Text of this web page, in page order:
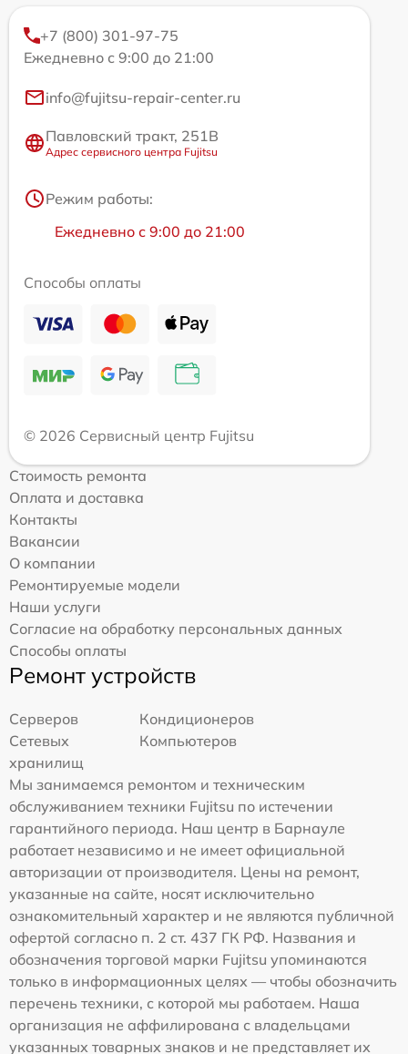
+7 (800) 301-97-75
Ежедневно с 9:00 до 21:00
info@fujitsu-repair-center.ru
Павловский тракт, 251В
Адрес сервисного центра Fujitsu
Режим работы:
Ежедневно с 9:00 до 21:00
Способы оплаты
© 2026 Сервисный центр Fujitsu
Стоимость ремонта
Оплата и доставка
Контакты
Вакансии
О компании
Ремонтируемые модели
Наши услуги
Согласие на обработку персональных данных
Способы оплаты
Ремонт устройств
Серверов
Кондиционеров
Сетевых
хранилищ
Компьютеров
Мы занимаемся ремонтом и техническим
обслуживанием техники Fujitsu по истечении
гарантийного периода. Наш центр в Барнауле
работает независимо и не имеет официальной
авторизации от производителя. Цены на ремонт,
указанные на сайте, носят исключительно
ознакомительный характер и не являются публичной
офертой согласно п. 2 ст. 437 ГК РФ. Названия и
обозначения торговой марки Fujitsu упоминаются
только в информационных целях — чтобы обозначить
перечень техники, с которой мы работаем. Наша
организация не аффилирована с владельцами
указанных товарных знаков и не представляет их